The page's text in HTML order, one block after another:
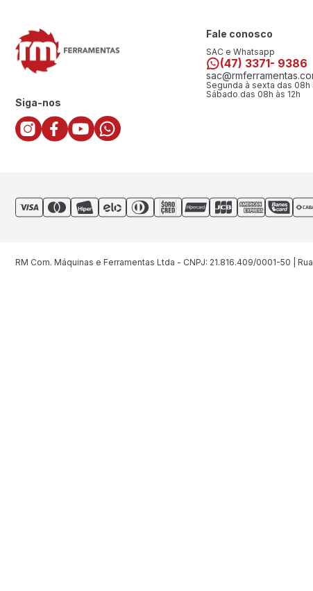
Siga-nos
Fale conosco
SAC e Whatsapp
(47) 3371- 9386
Segunda à sexta das 08h
Sábado das 08h às 12h
RM Com. Máquinas e Ferramentas Ltda - CNPJ: 21.816.409/0001-50 |